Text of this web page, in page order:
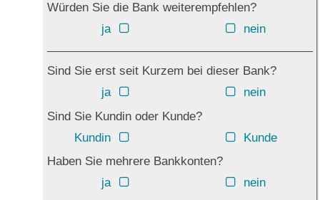
Würden Sie die Bank weiterempfehlen?
ja
nein
Sind Sie erst seit Kurzem bei dieser Bank?
ja
nein
Sind Sie Kundin oder Kunde?
Kundin
Kunde
Haben Sie mehrere Bankkonten?
ja
nein